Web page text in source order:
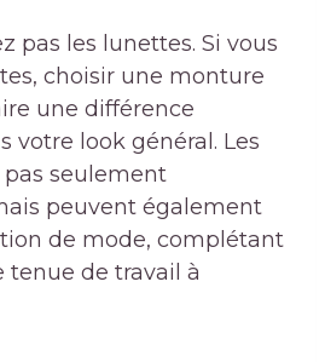
pas les lunettes. Si vous
choisir une monture
une différence
votre look général. Les
seulement
peuvent également
de mode, complétant
tenue de travail à